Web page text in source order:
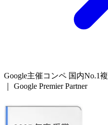
Google主催コンペ 国内No.1
Google Premier Partner